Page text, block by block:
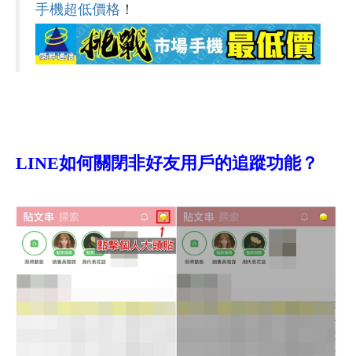
手機超低價格 ！
LINE如何關閉非好友用戶的追蹤功能？